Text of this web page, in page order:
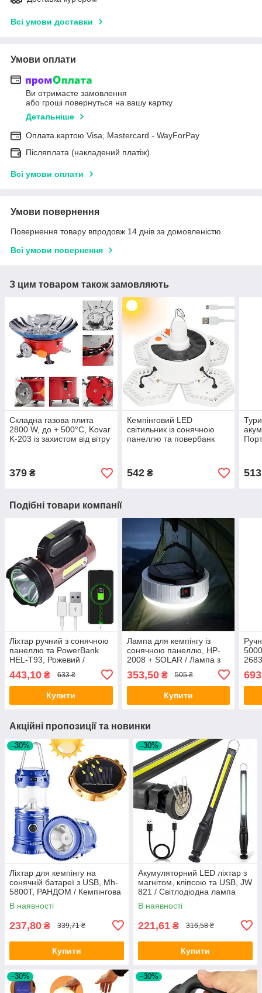
Всі умови доставки
Умови оплати
Ви отримаєте замовлення
або гроші повернуться на вашу картку
Детальніше
Оплата картою Visa, Mastercard - WayForPay
Післяплата (накладений платіж)
Всі умови оплати
Умови повернення
Повернення товару впродовж 14 днів за домовленістю
Всі умови повернення
З цим товаром також замовляють
Складна газова плита
2800 W, до + 500°С, Kovar
K-203 із захистом від вітру
379 ₴
Кемпінговий LED
світильник із сонячною
панеллю та повербанк
542₴
Подібні товари компанії
Ліхтар ручний з сонячною
панеллю та PowerBank
HEL-T93, Рожевий /
Кемпінговий переносний
ліхтар на акумуляторі
443,10 ₴ 633 ₴
Купити
Лампа для кемпінгу із
сонячною панеллю, HP-
2008 + SOLAR / Лампа з
Акумуляторний ліхтар
353,50₴ 505 ₴
Купити
Акційні пропозиції та новинки
–30%
Ліхтар для кемпінгу на
сонячній батареї з USB, Mh-
5800T, РАНДОМ / Кемпінгова
LED лампа акумуляторна
В наявності
237,80 ₴ 339,71 ₴
Купити
–30%
Акумуляторний LED ліхтар з
магнітом, кліпсою та USB, JW
821 / Світлодіодна лампа
світильник для кемпінгу
В наявності
221,61 ₴ 316,58 ₴
Купити
–30% –30%